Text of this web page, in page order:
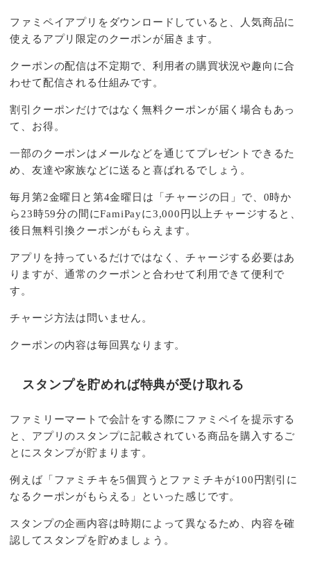
ファミペイアプリをダウンロードしていると、人気商品に
使えるアプリ限定のクーポンが届きます。
クーポンの配信は不定期で、利用者の購買状況や趣向に合
わせて配信される仕組みです。
割引クーポンだけではなく無料クーポンが届く場合もあっ
て、お得。
一部のクーポンはメールなどを通じてプレゼントできるた
め、友達や家族などに送ると喜ばれるでしょう。
毎月第2金曜日と第4金曜日は「チャージの日」で、0時か
ら23時59分の間にFamiPayに3,000円以上チャージすると、
後日無料引換クーポンがもらえます。
アプリを持っているだけではなく、チャージする必要はあ
りますが、通常のクーポンと合わせて利用できて便利で
す。
チャージ方法は問いません。
クーポンの内容は毎回異なります。
スタンプを貯めれば特典が受け取れる
ファミリーマートで会計をする際にファミペイを提示する
と、アプリのスタンプに記載されている商品を購入するご
とにスタンプが貯まります。
例えば「ファミチキを5個買うとファミチキが100円割引に
なるクーポンがもらえる」といった感じです。
スタンプの企画内容は時期によって異なるため、内容を確
認してスタンプを貯めましょう。